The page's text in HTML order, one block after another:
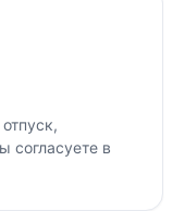
согласуете в